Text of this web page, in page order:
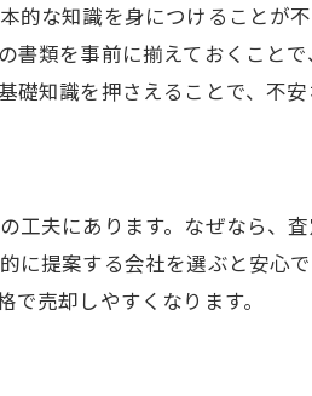
売却に適した時期と市場傾向
市の需要期を見極めるコツ
売却で失敗しないタイミング判
売却のベストタイミングを知る
知っておきたい売却の流れ
売却の全体の流れを把握する
な知識を身につけることが
類を事前に揃えておくこと
知識を押さえることで、不安
夫にあります。なぜなら、
提案する会社を選ぶと安心
売却しやすくなります。